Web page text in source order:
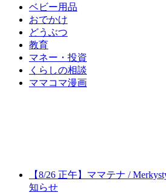
ベビー用品
おでかけ
どうぶつ
教育
マネー・投資
くらしの相談
ママコマ漫画
【8/26 正午】ママテナ /
知らせ